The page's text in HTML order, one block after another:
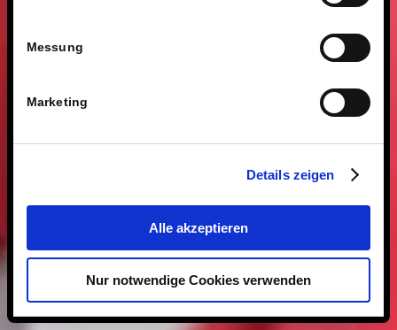
Messung
Marketing
Details zeigen
Alle akzeptieren
Nur notwendige Cookies verwenden